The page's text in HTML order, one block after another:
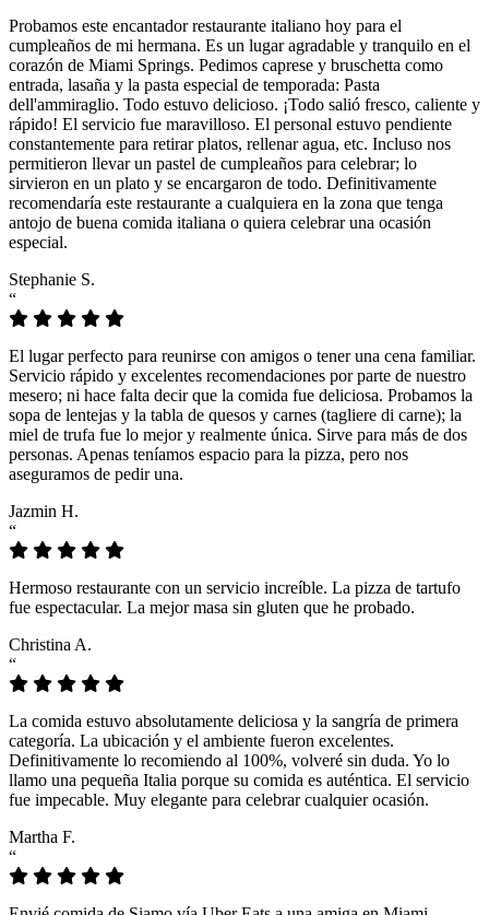
Probamos este encantador restaurante italiano hoy para el
cumpleaños de mi hermana. Es un lugar agradable y tranquilo en el
corazón de Miami Springs. Pedimos caprese y bruschetta como
entrada, lasaña y la pasta especial de temporada: Pasta
dell'ammiraglio. Todo estuvo delicioso. ¡Todo salió fresco, caliente y
rápido! El servicio fue maravilloso. El personal estuvo pendiente
constantemente para retirar platos, rellenar agua, etc. Incluso nos
permitieron llevar un pastel de cumpleaños para celebrar; lo
sirvieron en un plato y se encargaron de todo. Definitivamente
recomendaría este restaurante a cualquiera en la zona que tenga
antojo de buena comida italiana o quiera celebrar una ocasión
especial.
Stephanie S.
“
El lugar perfecto para reunirse con amigos o tener una cena familiar.
Servicio rápido y excelentes recomendaciones por parte de nuestro
mesero; ni hace falta decir que la comida fue deliciosa. Probamos la
sopa de lentejas y la tabla de quesos y carnes (tagliere di carne); la
miel de trufa fue lo mejor y realmente única. Sirve para más de dos
personas. Apenas teníamos espacio para la pizza, pero nos
aseguramos de pedir una.
Jazmin H.
“
Hermoso restaurante con un servicio increíble. La pizza de tartufo
fue espectacular. La mejor masa sin gluten que he probado.
Christina A.
“
La comida estuvo absolutamente deliciosa y la sangría de primera
categoría. La ubicación y el ambiente fueron excelentes.
Definitivamente lo recomiendo al 100%, volveré sin duda. Yo lo
llamo una pequeña Italia porque su comida es auténtica. El servicio
fue impecable. Muy elegante para celebrar cualquier ocasión.
Martha F.
“